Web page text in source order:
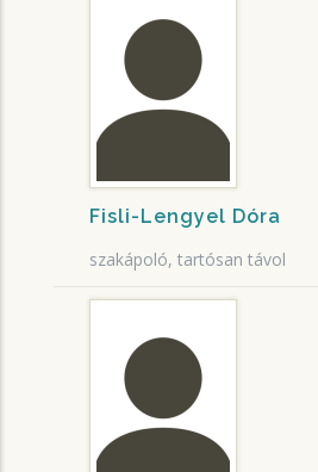
Fisli-Lengyel Dóra
szakápoló, tartósan távol